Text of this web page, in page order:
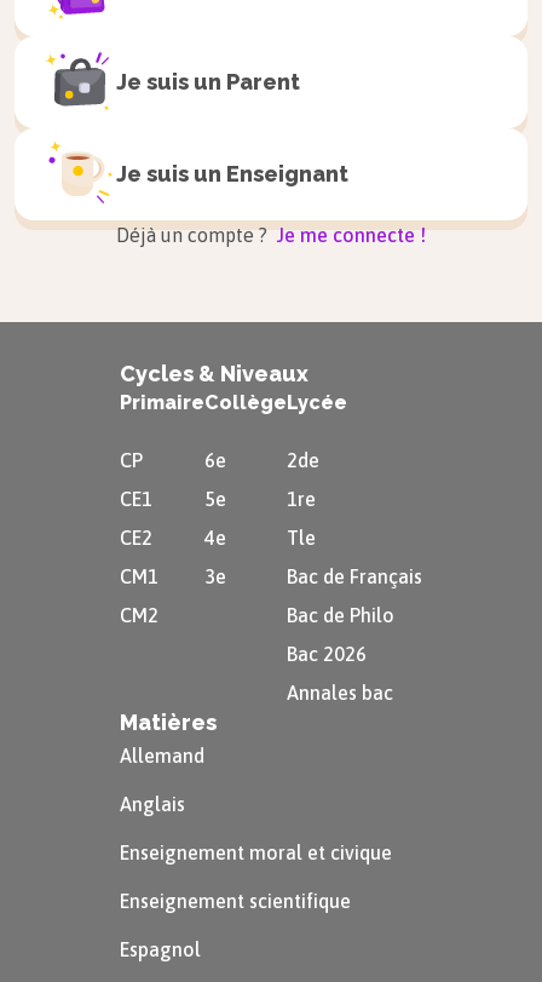
Je suis un Parent
Je suis un Enseignant
Déjà un compte ? Je me connecte !
Cycles & Niveaux
Primaire
CP
CE1
CE2
CM1
CM2
Collège
6e
5e
4e
3e
Lycée
2de
1re
Tle
Bac de Français
Bac de Philo
Bac 2026
Annales bac
Matières
Allemand
Anglais
Enseignement moral et civique
Enseignement scientifique
Espagnol